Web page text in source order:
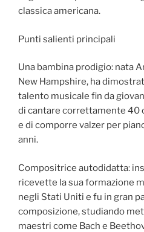
classica americana.
Punti salienti principali
Una bambina prodigio: nata
New Hampshire, ha
talento musicale fin da
di cantare correttamente 40
e di comporre valzer per
anni.
Compositrice autodidatta:
ricevette la sua formazione
negli Stati Uniti e fu in gran
composizione, studiando
maestri come Bach e